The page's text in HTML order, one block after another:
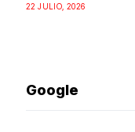
22 JULIO, 2026
Google